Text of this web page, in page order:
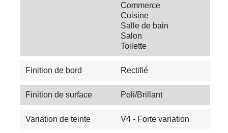
Commerce
Cuisine
Salle de bain
Salon
Toilette
Finition de bord Rectifié
Finition de surface Poli/Brillant
Variation de teinte V4 - Forte variation